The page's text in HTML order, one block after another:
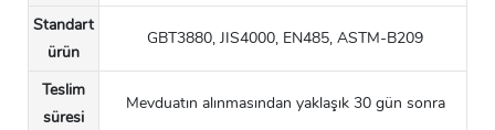
Standart
ürün
GBT3880, JIS4000, EN485, ASTM-B209
Teslim
süresi
Mevduatın alınmasından yaklaşık 30 gün sonra